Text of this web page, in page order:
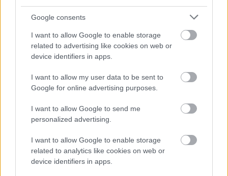
Google consents
I want to allow Google to enable storage
related to advertising like cookies on web or
device identifiers in apps.
I want to allow my user data to be sent to
Google for online advertising purposes.
I want to allow Google to send me
personalized advertising.
I want to allow Google to enable storage
related to analytics like cookies on web or
device identifiers in apps.
KOMENTARZE
⚠
Teraz komentarze są domyślnie ukryte, aby
poprawić komfort korzystania z serwisu. Kliknij
przycisk „Zobacz komentarze”, aby je wyświetlić i
NASTĘPNY ARTYKUŁ
2025-04-20 12:07